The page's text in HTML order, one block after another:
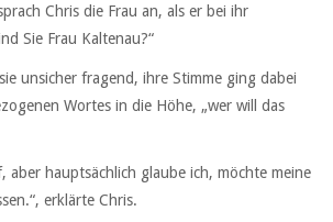
Chris die Frau an, als er bei ihr
Sie Frau Kaltenau?“
unsicher fragend, ihre Stimme ging dabei
Wortes in die Höhe, „wer will das
aber hauptsächlich glaube ich, möchte meine
erklärte Chris.